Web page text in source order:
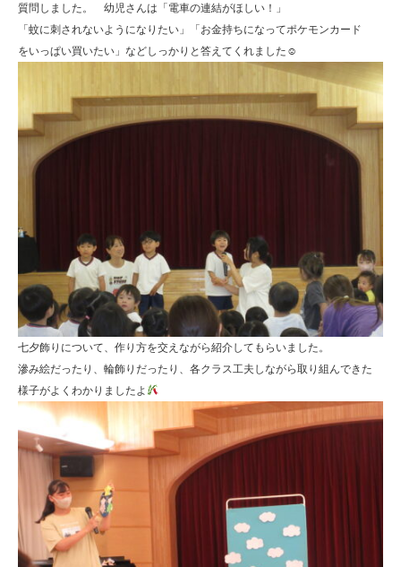
質問しました。 幼児さんは「電車の連結がほしい！」
「蚊に刺されないようになりたい」「お金持ちになってポケモンカード
をいっぱい買いたい」などしっかりと答えてくれました☺
七夕飾りについて、作り方を交えながら紹介してもらいました。
滲み絵だったり、輪飾りだったり、各クラス工夫しながら取り組んできた
様子がよくわかりましたよ